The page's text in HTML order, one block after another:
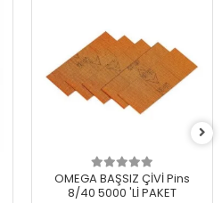
OMEGA BAŞSIZ ÇİVİ Pins
8/40 5000 'Lİ PAKET